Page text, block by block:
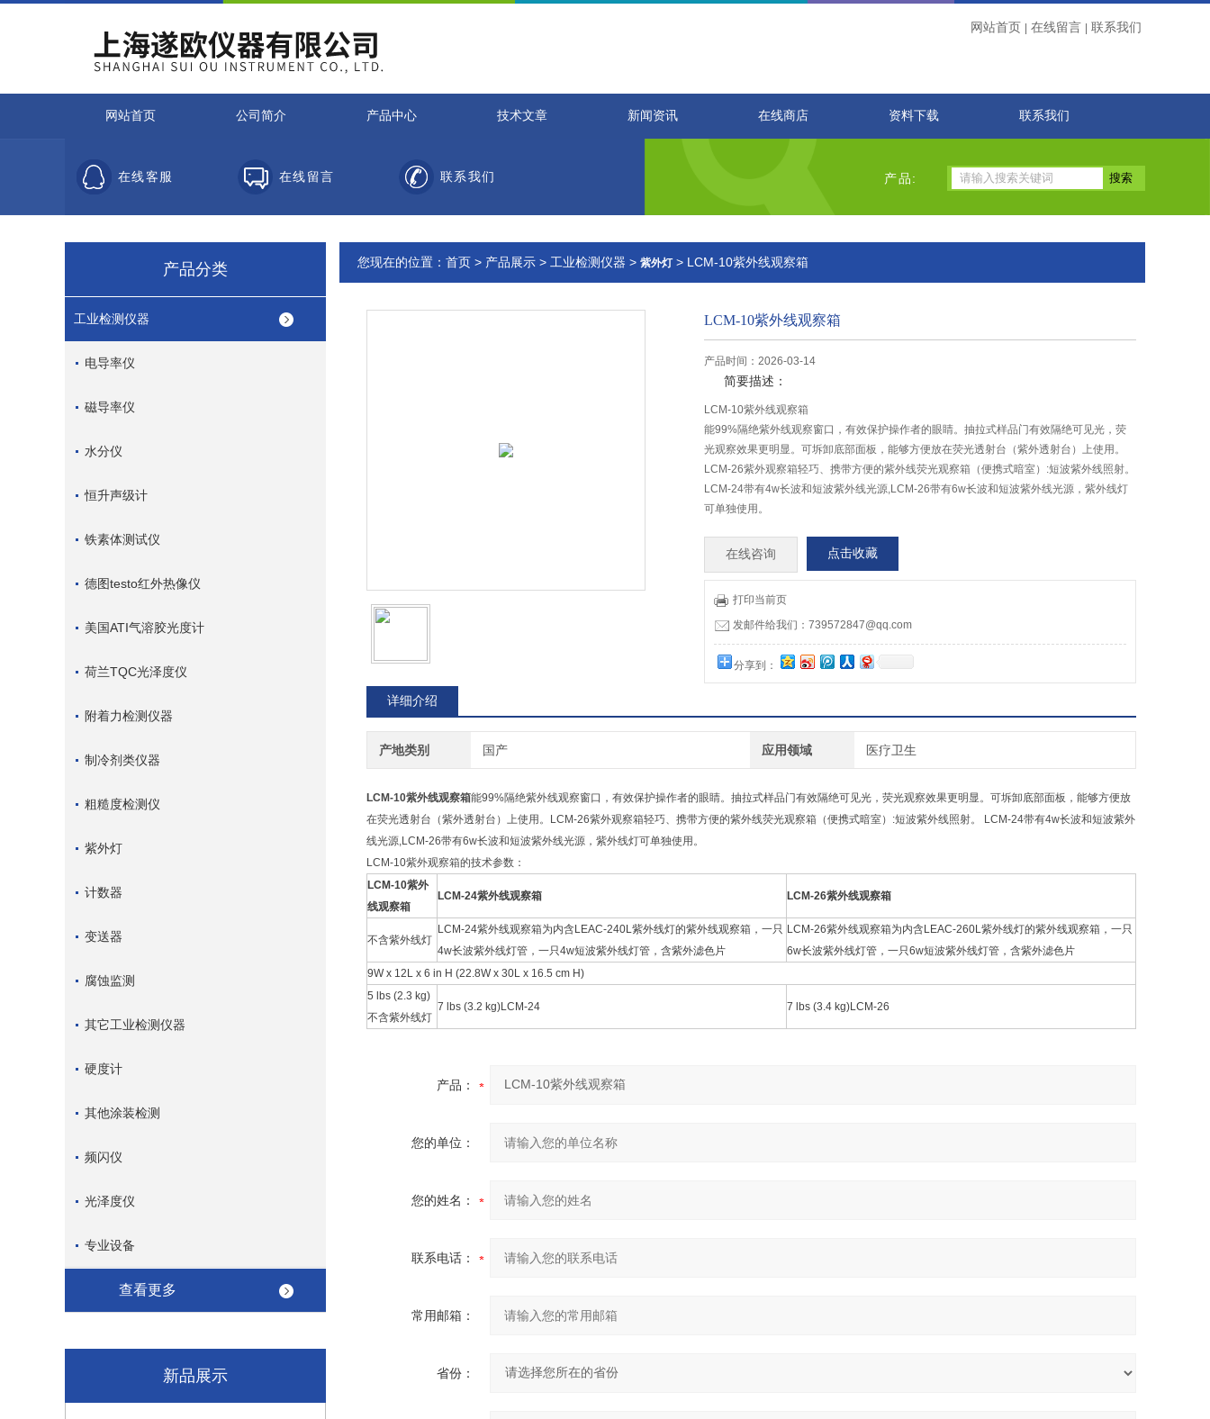
网站首页 在线留言 联系我们
网站首页 公司简介 产品中心 技术文章 新闻资讯 在线商店 资料下载 联系我们
在线客服 在线留言 联系我们 产品:
产品分类
工业检测仪器
电导率仪
磁导率仪
水分仪
恒升声级计
铁素体测试仪
德图testo红外热像仪
美国ATI气溶胶光度计
荷兰TQC光泽度仪
附着力检测仪器
制冷剂类仪器
粗糙度检测仪
紫外灯
计数器
变送器
腐蚀监测
其它工业检测仪器
硬度计
其他涂装检测
频闪仪
光泽度仪
专业设备
查看更多
新品展示
您现在的位置： 首页 > 产品展示 > 工业检测仪器 > 紫外灯> LCM-10紫外线观察箱
LCM-10紫外线观察箱
产品时间：2026-03-14
简要描述：
LCM-10紫外线观察箱
能99%隔绝紫外线观察窗口，有效保护操作者的眼睛。抽拉式样品门有效隔绝可见光，荧
光观察效果更明显。可坼卸底部面板，能够方便放在荧光透射台（紫外透射台）上使用。
LCM-26紫外观察箱轻巧、携带方便的紫外线荧光观察箱（便携式暗室）:短波紫外线照射。
LCM-24带有4w长波和短波紫外线光源,LCM-26带有6w长波和短波紫外线光源，紫外线灯
可单独使用。
在线咨询 点击收藏
打印当前页
发邮件给我们：739572847@qq.com
分享到：
详细介绍
产地类别 国产 应用领域 医疗卫生
LCM-10紫外线观察箱能99%隔绝紫外线观察窗口，有效保护操作者的眼睛。抽拉式样品门有效隔绝可见光，荧光观察效果更明显。可坼卸底部面板，能够方便放
在荧光透射台（紫外透射台）上使用。LCM-26紫外观察箱轻巧、携带方便的紫外线荧光观察箱（便携式暗室）:短波紫外线照射。 LCM-24带有4w长波和短波紫外
线光源,LCM-26带有6w长波和短波紫外线光源，紫外线灯可单独使用。
LCM-10紫外观察箱的技术参数：
LCM-10紫外
线观察箱
LCM-24紫外线观察箱 LCM-26紫外线观察箱
不含紫外线灯
LCM-24紫外线观察箱为内含LEAC-240L紫外线灯的紫外线观察箱，一只
4w长波紫外线灯管，一只4w短波紫外线灯管，含紫外滤色片
LCM-26紫外线观察箱为内含LEAC-260L紫外线灯的紫外线观察箱，一只
6w长波紫外线灯管，一只6w短波紫外线灯管，含紫外滤色片
9W x 12L x 6 in H (22.8W x 30L x 16.5 cm H)
5 lbs (2.3 kg)
不含紫外线灯
7 lbs (3.2 kg)LCM-24 7 lbs (3.4 kg)LCM-26
产品：
您的单位：
您的姓名：
联系电话：
常用邮箱：
省份：